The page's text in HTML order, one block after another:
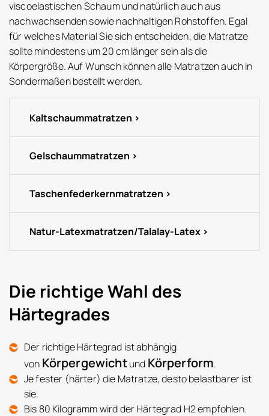
viscoelastischen Schaum und natürlich auch aus
nachwachsenden sowie nachhaltigen Rohstoffen. Egal
für welches Material Sie sich entscheiden, die Matratze
sollte mindestens um 20 cm länger sein als die
Körpergröße. Auf Wunsch können alle Matratzen auch in
Sondermaßen bestellt werden.
Kaltschaummatratzen
Gelschaummatratzen
Taschenfederkernmatratzen
Natur-Latexmatratzen/Talalay-Latex
Die richtige Wahl des
Härtegrades
Der richtige Härtegrad ist abhängig
von Körpergewichtund Körperform.
Je fester (härter) die Matratze, desto belastbarer ist
sie.
Bis 80 Kilogramm wird der Härtegrad H2 empfohlen.